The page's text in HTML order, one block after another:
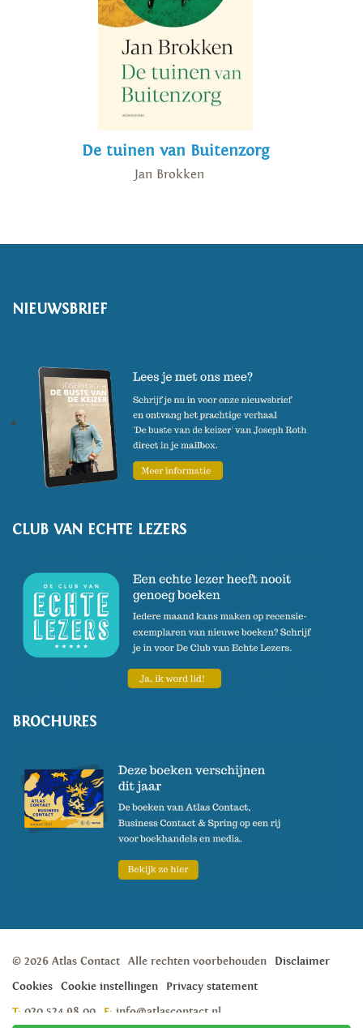
De tuinen van Buitenzorg
Jan Brokken
NIEUWSBRIEF
CLUB VAN ECHTE LEZERS
BROCHURES
© 2026 Atlas Contact Alle rechten voorbehouden
Disclaimer
Cookies
Cookie instellingen
Privacy statement
T: 020 524 98 00 E: info@atlascontact.nl